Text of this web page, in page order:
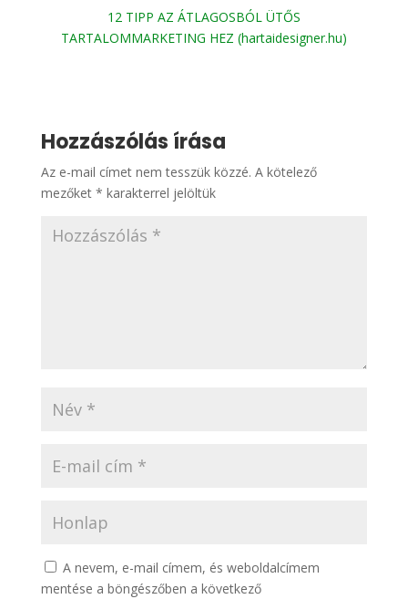
12 TIPP AZ ÁTLAGOSBÓL ÜTŐS
TARTALOMMARKETING HEZ (hartaidesigner.hu)
Hozzászólás írása
Az e-mail címet nem tesszük közzé. A kötelező
mezőket * karakterrel jelöltük
A nevem, e-mail címem, és weboldalcímem
mentése a böngészőben a következő